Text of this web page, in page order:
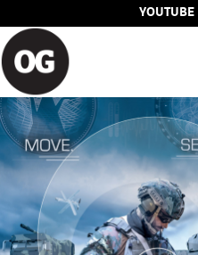
YOUTUBE